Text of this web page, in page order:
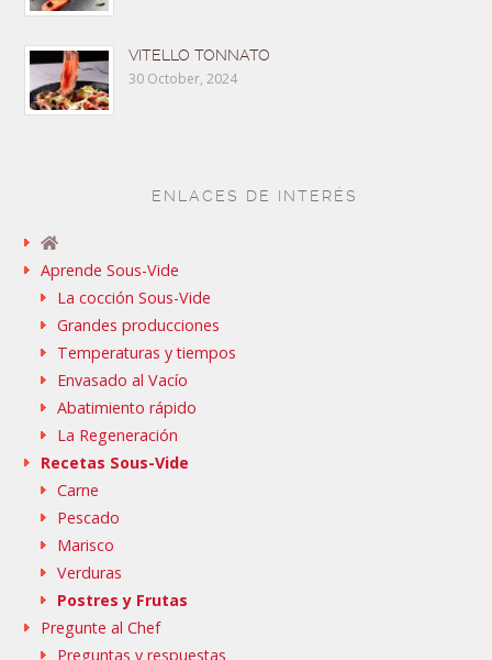
VITELLO TONNATO
30 October, 2024
ENLACES DE INTERÉS
Aprende Sous-Vide
La cocción Sous-Vide
Grandes producciones
Temperaturas y tiempos
Envasado al Vacío
Abatimiento rápido
La Regeneración
Recetas Sous-Vide
Carne
Pescado
Marisco
Verduras
Postres y Frutas
Pregunte al Chef
Preguntas y respuestas